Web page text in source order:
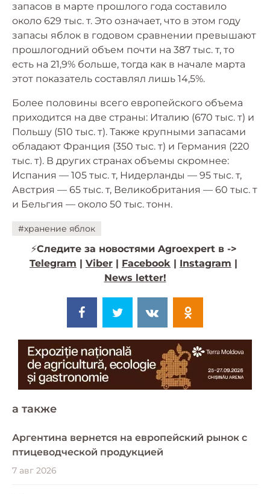
запасов в марте прошлого года составило
около 629 тыс. т. Это означает, что в этом году
запасы яблок в годовом сравнении превышают
прошлогодний объем почти на 387 тыс. т, то
есть на 21,9% больше, тогда как в начале марта
этот показатель составлял лишь 14,5%.
Более половины всего европейского объема
приходится на две страны: Италию (670 тыс. т) и
Польшу (510 тыс. т). Также крупными запасами
обладают Франция (350 тыс. т) и Германия (220
тыс. т). В других странах объемы скромнее:
Испания — 105 тыс. т, Нидерланды — 95 тыс. т,
Австрия — 65 тыс. т, Великобритания — 60 тыс. т
и Бельгия — около 50 тыс. тонн.
#хранение яблок
⚡️Следите за новостями Agroexpert в ->
Telegram
Viber Facebook Instagram
News letter!
a также
Аргентина вернется на европейский рынок с
птицеводческой продукцией
7 авг 2026